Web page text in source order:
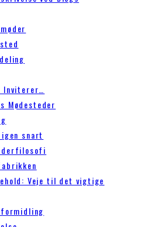
Inviterer…
Mødesteder
snart
Veje til det vigtige